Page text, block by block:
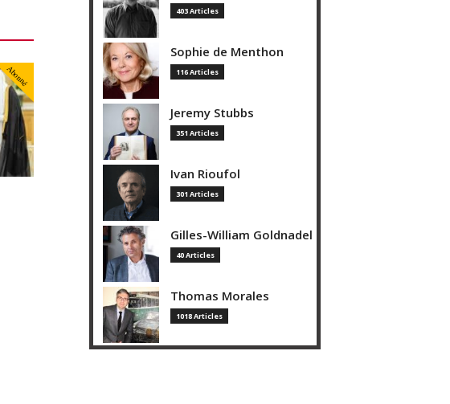
Abonné
403 Articles
Sophie de Menthon
116 Articles
Jeremy Stubbs
351 Articles
Ivan Rioufol
301 Articles
Gilles-William Goldnadel
40 Articles
Thomas Morales
1018 Articles